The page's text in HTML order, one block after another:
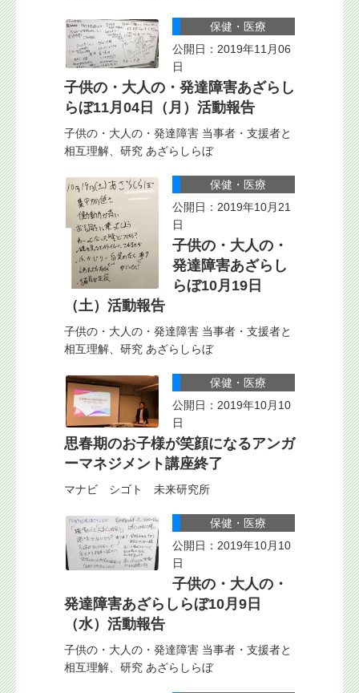
保健・医療
公開日：2019年11月06
日
子供の・大人の・発達障害あざらし
らぼ11月04日（月）活動報告
子供の・大人の・発達障害 当事者・支援者と
相互理解、研究 あざらしらぼ
保健・医療
公開日：2019年10月21
日
子供の・大人の・
発達障害あざらし
らぼ10月19日
（土）活動報告
子供の・大人の・発達障害 当事者・支援者と
相互理解、研究 あざらしらぼ
保健・医療
公開日：2019年10月10
日
思春期のお子様が笑顔になるアンガ
ーマネジメント講座終了
マナビ シゴト 未来研究所
保健・医療
公開日：2019年10月10
日
子供の・大人の・
発達障害あざらしらぼ10月9日
（水）活動報告
子供の・大人の・発達障害 当事者・支援者と
相互理解、研究 あざらしらぼ